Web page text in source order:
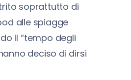
soprattutto di
alle spiagge
il “tempo degli
deciso di dirsi